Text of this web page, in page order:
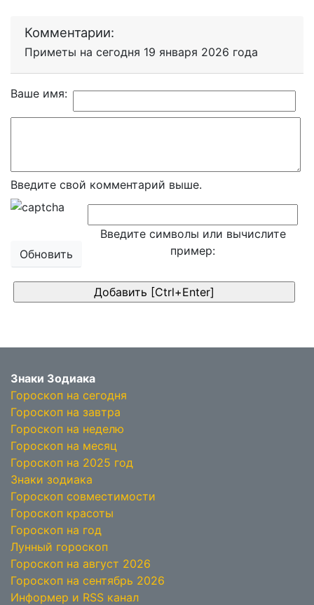
Комментарии:
Приметы на сегодня 19 января 2026 года
Ваше имя:
Введите свой комментарий выше.
Обновить
Введите символы или вычислите
пример:
Знаки Зодиака
Гороскоп на сегодня
Гороскоп на завтра
Гороскоп на неделю
Гороскоп на месяц
Гороскоп на 2025 год
Знаки зодиака
Гороскоп совместимости
Гороскоп красоты
Гороскоп на год
Лунный гороскоп
Гороскоп на август 2026
Гороскоп на сентябрь 2026
Информер и RSS канал